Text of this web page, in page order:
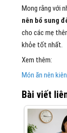
Mong rằng với
nên bổ sung
cho các mẹ
khỏe tốt nhất.
Xem thêm:
Món ăn nên
Bài viết